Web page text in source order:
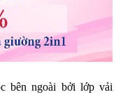
bên ngoài bởi lớp vải